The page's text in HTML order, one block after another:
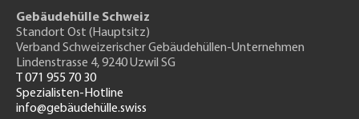
Gebäudehülle Schweiz
Standort Ost (Hauptsitz)
Verband Schweizerischer Gebäudehüllen-Unternehmen
Lindenstrasse 4, 9240 Uzwil SG
T 071 955 70 30
Spezialisten-Hotline
info@gebäudehülle.swiss